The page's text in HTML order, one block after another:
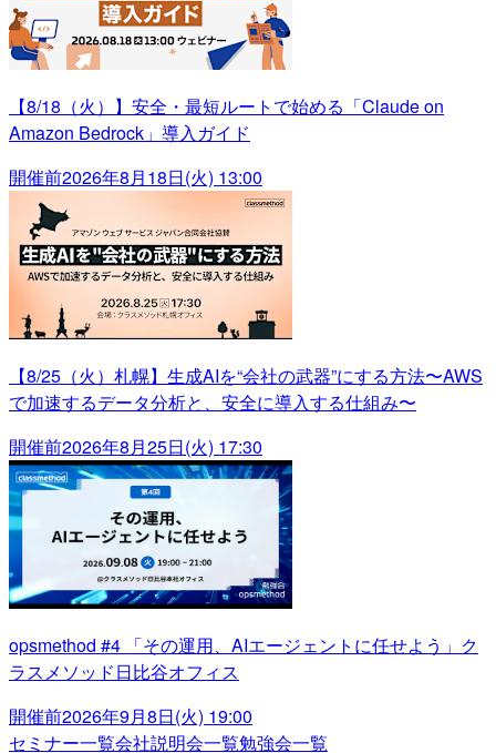
【8/18（火）】安全・最短ルートで始める「Claude on
Amazon Bedrock」導入ガイド
開催前2026年8月18日(火) 13:00
【8/25（火）札幌】生成AIを“会社の武器”にする方法〜AWS
で加速するデータ分析と、安全に導入する仕組み〜
開催前2026年8月25日(火) 17:30
opsmethod #4 「その運用、AIエージェントに任せよう」ク
ラスメソッド日比谷オフィス
開催前2026年9月8日(火) 19:00
セミナー一覧会社説明会一覧勉強会一覧